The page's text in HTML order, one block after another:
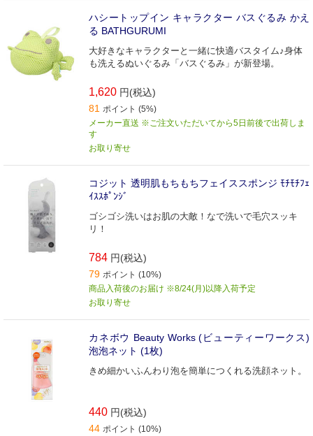
ハシートップイン キャラクター バスぐるみ かえ
る BATHGURUMI
大好きなキャラクターと一緒に快適バスタイム♪身体
も洗えるぬいぐるみ「バスぐるみ」が新登場。
1,620 円(税込)
81 ポイント (5%)
メーカー直送 ※ご注文いただいてから5日前後で出荷しま
す
お取り寄せ
コジット 透明肌もちもちフェイススポンジ ﾓﾁﾓﾁﾌｪ
ｲｽｽﾎﾟﾝｼﾞ
ゴシゴシ洗いはお肌の大敵！なで洗いで毛穴スッキ
リ！
784 円(税込)
79 ポイント (10%)
商品入荷後のお届け ※8/24(月)以降入荷予定
お取り寄せ
カネボウ Beauty Works (ビューティーワークス)
泡泡ネット (1枚)
きめ細かいふんわり泡を簡単につくれる洗顔ネット。
440 円(税込)
44 ポイント (10%)